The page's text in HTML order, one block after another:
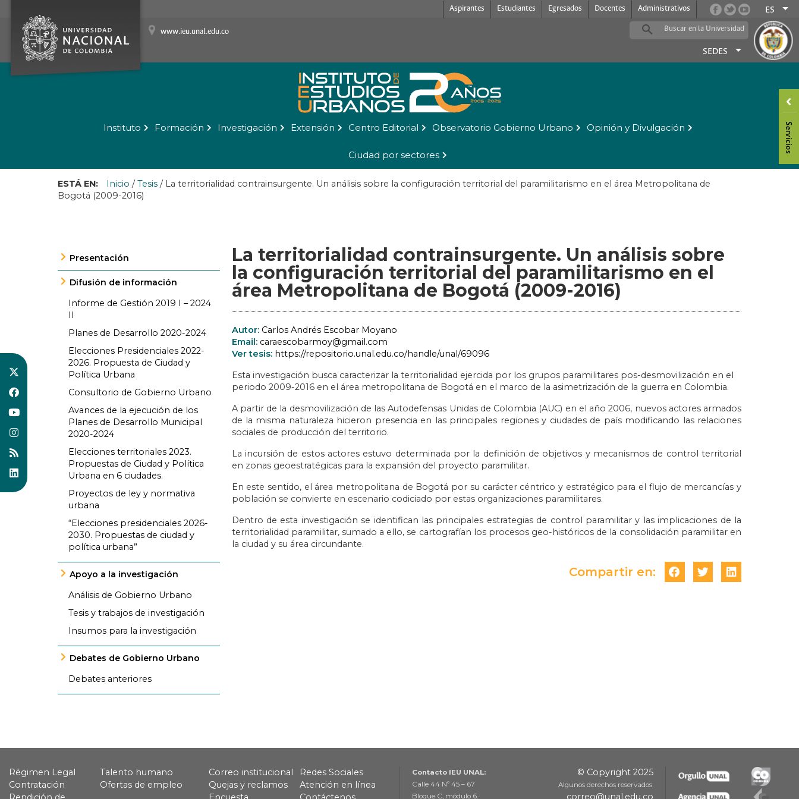
Aspirantes Estudiantes Egresados Docentes Administrativos ES
www.ieu.unal.edu.co
SEDES
Instituto Formación Investigación Extensión Centro Editorial Observatorio Gobierno Urbano Opinión y Divulgación
Ciudad por sectores
ESTÁ EN: Inicio /Tesis / La territorialidad contrainsurgente. Un análisis sobre la configuración territorial del paramilitarismo en el área Metropolitana de
Bogotá (2009-2016)
Presentación
Difusión de información
Informe de Gestión 2019 I – 2024
II
Planes de Desarrollo 2020-2024
Elecciones Presidenciales 2022-
2026. Propuesta de Ciudad y
Política Urbana
Consultorio de Gobierno Urbano
Avances de la ejecución de los
Planes de Desarrollo Municipal
2020-2024
Elecciones territoriales 2023.
Propuestas de Ciudad y Política
Urbana en 6 ciudades.
Proyectos de ley y normativa
urbana
“Elecciones presidenciales 2026-
2030. Propuestas de ciudad y
política urbana”
Apoyo a la investigación
Análisis de Gobierno Urbano
Tesis y trabajos de investigación
Insumos para la investigación
Debates de Gobierno Urbano
Debates anteriores
La territorialidad contrainsurgente. Un análisis sobre
la configuración territorial del paramilitarismo en el
área Metropolitana de Bogotá (2009-2016)
Autor: Carlos Andrés Escobar Moyano
Email: caraescobarmoy@gmail.com
Ver tesis: https://repositorio.unal.edu.co/handle/unal/69096
Esta investigación busca caracterizar la territorialidad ejercida por los grupos paramilitares pos-desmovilización en el
periodo 2009-2016 en el área metropolitana de Bogotá en el marco de la asimetrización de la guerra en Colombia.
A partir de la desmovilización de las Autodefensas Unidas de Colombia (AUC) en el año 2006, nuevos actores armados
de la misma naturaleza hicieron presencia en las principales regiones y ciudades de país modificando las relaciones
sociales de producción del territorio.
La incursión de estos actores estuvo determinada por la definición de objetivos y mecanismos de control territorial
en zonas geoestratégicas para la expansión del proyecto paramilitar.
En este sentido, el área metropolitana de Bogotá por su carácter céntrico y estratégico para el flujo de mercancías y
población se convierte en escenario codiciado por estas organizaciones paramilitares.
Dentro de esta investigación se identifican las principales estrategias de control paramilitar y las implicaciones de la
territorialidad paramilitar, sumado a ello, se cartografían los procesos geo-históricos de la consolidación paramilitar en
la ciudad y su área circundante.
Compartir en:
Régimen Legal
Talento humano
Contratación
Ofertas de empleo
Correo institucional
Redes Sociales
Quejas y reclamos
Atención en línea
Contacto IEU UNAL:
Calle 44 Nº 45 – 67
Bloque C, módulo 6.
© Copyright 2025
Algunos derechos reservados.
correo@unal.edu.co